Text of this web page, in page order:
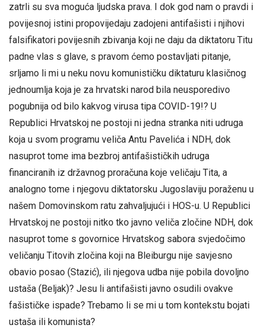
zatrli su sva moguća ljudska prava. I dok god nam o pravdi i
povijesnoj istini propovijedaju zadojeni antifašisti i njihovi
falsifikatori povijesnih zbivanja koji ne daju da diktatoru Titu
padne vlas s glave, s pravom ćemo postavljati pitanje,
srljamo li mi u neku novu komunističku diktaturu klasičnog
jednoumlja koja je za hrvatski narod bila neusporedivo
pogubnija od bilo kakvog virusa tipa COVID-19!? U
Republici Hrvatskoj ne postoji ni jedna stranka niti udruga
koja u svom programu veliča Antu Pavelića i NDH, dok
nasuprot tome ima bezbroj antifašističkih udruga
financiranih iz državnog proračuna koje veličaju Tita, a
analogno tome i njegovu diktatorsku Jugoslaviju poraženu u
našem Domovinskom ratu zahvaljujući i HOS-u. U Republici
Hrvatskoj ne postoji nitko tko javno veliča zločine NDH, dok
nasuprot tome s govornice Hrvatskog sabora svjedočimo
veličanju Titovih zločina koji na Bleiburgu nije savjesno
obavio posao (Stazić), ili njegova udba nije pobila dovoljno
ustaša (Beljak)? Jesu li antifašisti javno osudili ovakve
fašističke ispade? Trebamo li se mi u tom kontekstu bojati
ustaša ili komunista?